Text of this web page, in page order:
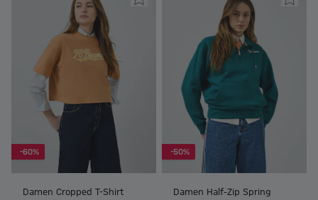
-60%
Damen Cropped T-Shirt
-50%
Damen Half-Zip Spring